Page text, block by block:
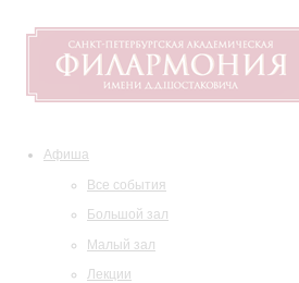
Афиша
Все события
Большой зал
Малый зал
Лекции